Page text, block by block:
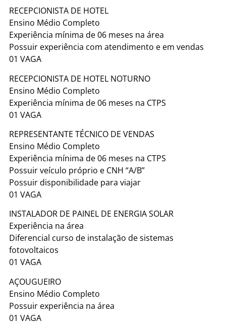
RECEPCIONISTA DE HOTEL
Ensino Médio Completo
Experiência mínima de 06 meses na área
Possuir experiência com atendimento e em vendas
01 VAGA
RECEPCIONISTA DE HOTEL NOTURNO
Ensino Médio Completo
Experiência mínima de 06 meses na CTPS
01 VAGA
REPRESENTANTE TÉCNICO DE VENDAS
Ensino Médio Completo
Experiência mínima de 06 meses na CTPS
Possuir veículo próprio e CNH “A/B”
Possuir disponibilidade para viajar
01 VAGA
INSTALADOR DE PAINEL DE ENERGIA SOLAR
Experiência na área
Diferencial curso de instalação de sistemas
fotovoltaicos
01 VAGA
AÇOUGUEIRO
Ensino Médio Completo
Possuir experiência na área
01 VAGA